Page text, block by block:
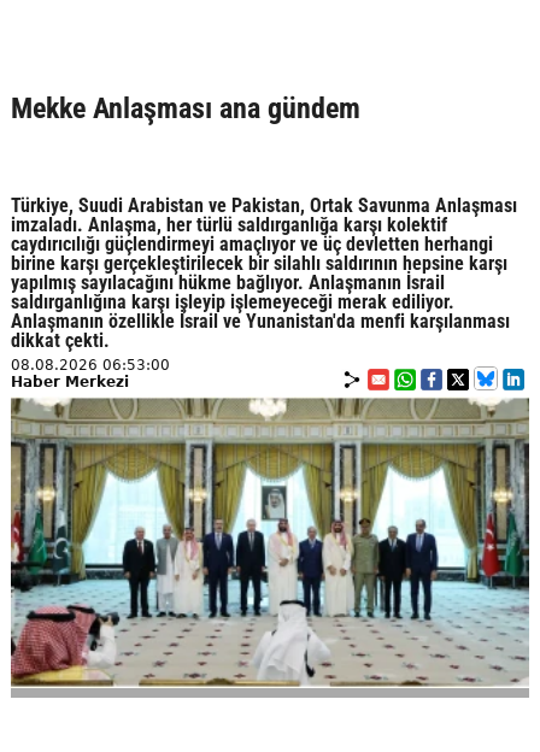
Mekke Anlaşması ana gündem
Türkiye, Suudi Arabistan ve Pakistan, Ortak Savunma Anlaşması
imzaladı. Anlaşma, her türlü saldırganlığa karşı kolektif
caydırıcılığı güçlendirmeyi amaçlıyor ve üç devletten herhangi
birine karşı gerçekleştirilecek bir silahlı saldırının hepsine karşı
yapılmış sayılacağını hükme bağlıyor. Anlaşmanın İsrail
saldırganlığına karşı işleyip işlemeyeceği merak ediliyor.
Anlaşmanın özellikle İsrail ve Yunanistan'da menfi karşılanması
dikkat çekti.
08.08.2026 06:53:00
Haber Merkezi